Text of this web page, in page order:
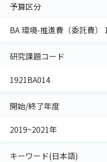
予算区分
BA 環境-推進費（委託費）
研究課題コード
1921BA014
開始/終了年度
2019~2021年
キーワード(日本語)